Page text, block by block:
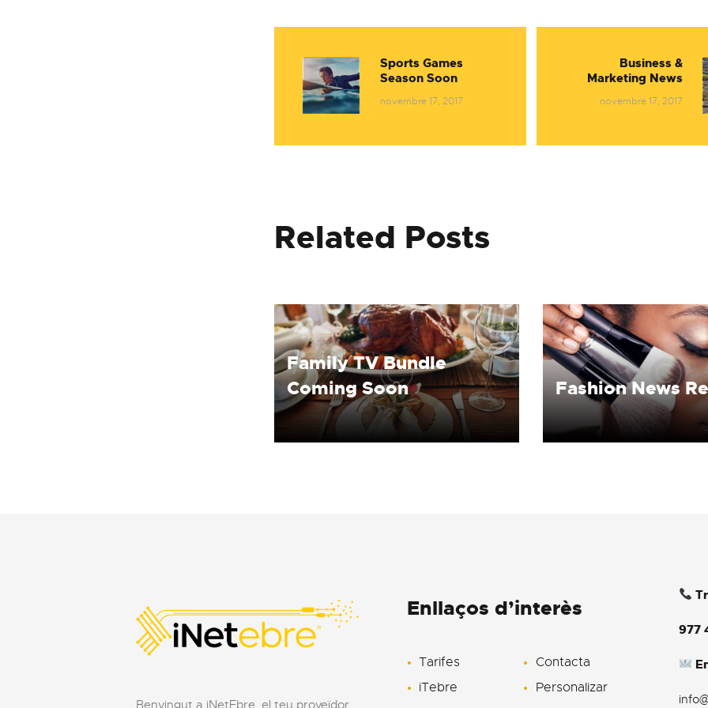
Navegació
d'entrades
Previous
post:
Sports Games
Season Soon
novembre 17, 2017
Business &
Marketing News
novembre 17, 2017
Related Posts
Family TV Bundle
Coming Soon
Fashion News
Benvingut a iNetEbre, el teu proveïdor
Enllaços d’interès
Tarifes
Contacta
iTebre
Personalizar
977